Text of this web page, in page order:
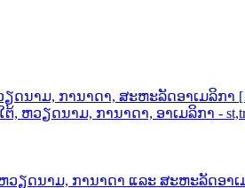
ຽດນາມ, ການາດາ, ສະຫະລັດອາເມລິກາ
, ຫວຽດນາມ, ການາດາ, ອາເມລິກາ -
ຫວຽດນາມ, ການາດາ ແລະ ສະຫະລັດອາເ